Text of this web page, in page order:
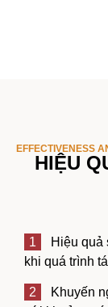
EFFECTIVENESS
HIỆU
1
Hiệu quả
khi quá trình
2
Khuyến